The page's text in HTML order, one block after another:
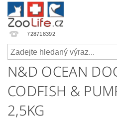
728718392
N&D OCEAN
CODFISH &
2,5KG